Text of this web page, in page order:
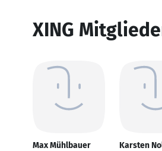
XING
Max Mühlbauer Karsten